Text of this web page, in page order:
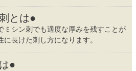
とは●
ミシン刺でも適度な厚みを残すことが
長けた刺し方になります。
●